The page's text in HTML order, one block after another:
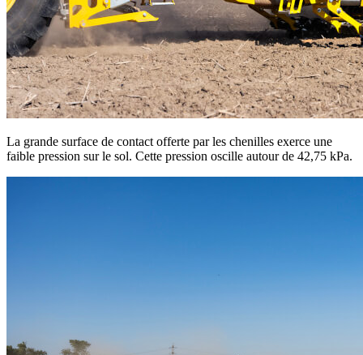
La grande surface de contact offerte par les chenilles exerce une
faible pression sur le sol. Cette pression oscille autour de 42,75 kPa.